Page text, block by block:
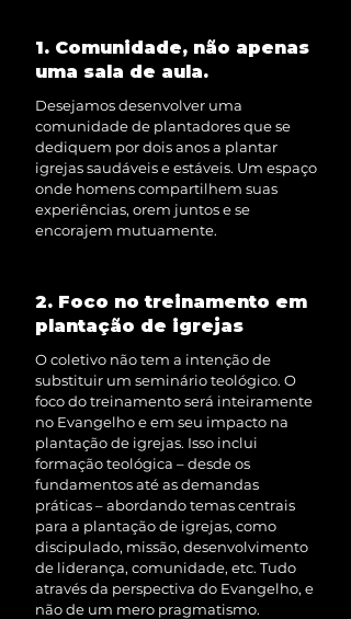
1. Comunidade, não apenas
uma sala de aula.
Desejamos desenvolver uma
comunidade de plantadores que se
dediquem por dois anos a plantar
igrejas saudáveis e estáveis. Um espaço
onde homens compartilhem suas
experiências, orem juntos e se
encorajem mutuamente.
2. Foco no treinamento em
plantação de igrejas
O coletivo não tem a intenção de
substituir um seminário teológico. O
foco do treinamento será inteiramente
no Evangelho e em seu impacto na
plantação de igrejas. Isso inclui
formação teológica – desde os
fundamentos até as demandas
práticas – abordando temas centrais
para a plantação de igrejas, como
discipulado, missão, desenvolvimento
de liderança, comunidade, etc. Tudo
através da perspectiva do Evangelho, e
não de um mero pragmatismo.